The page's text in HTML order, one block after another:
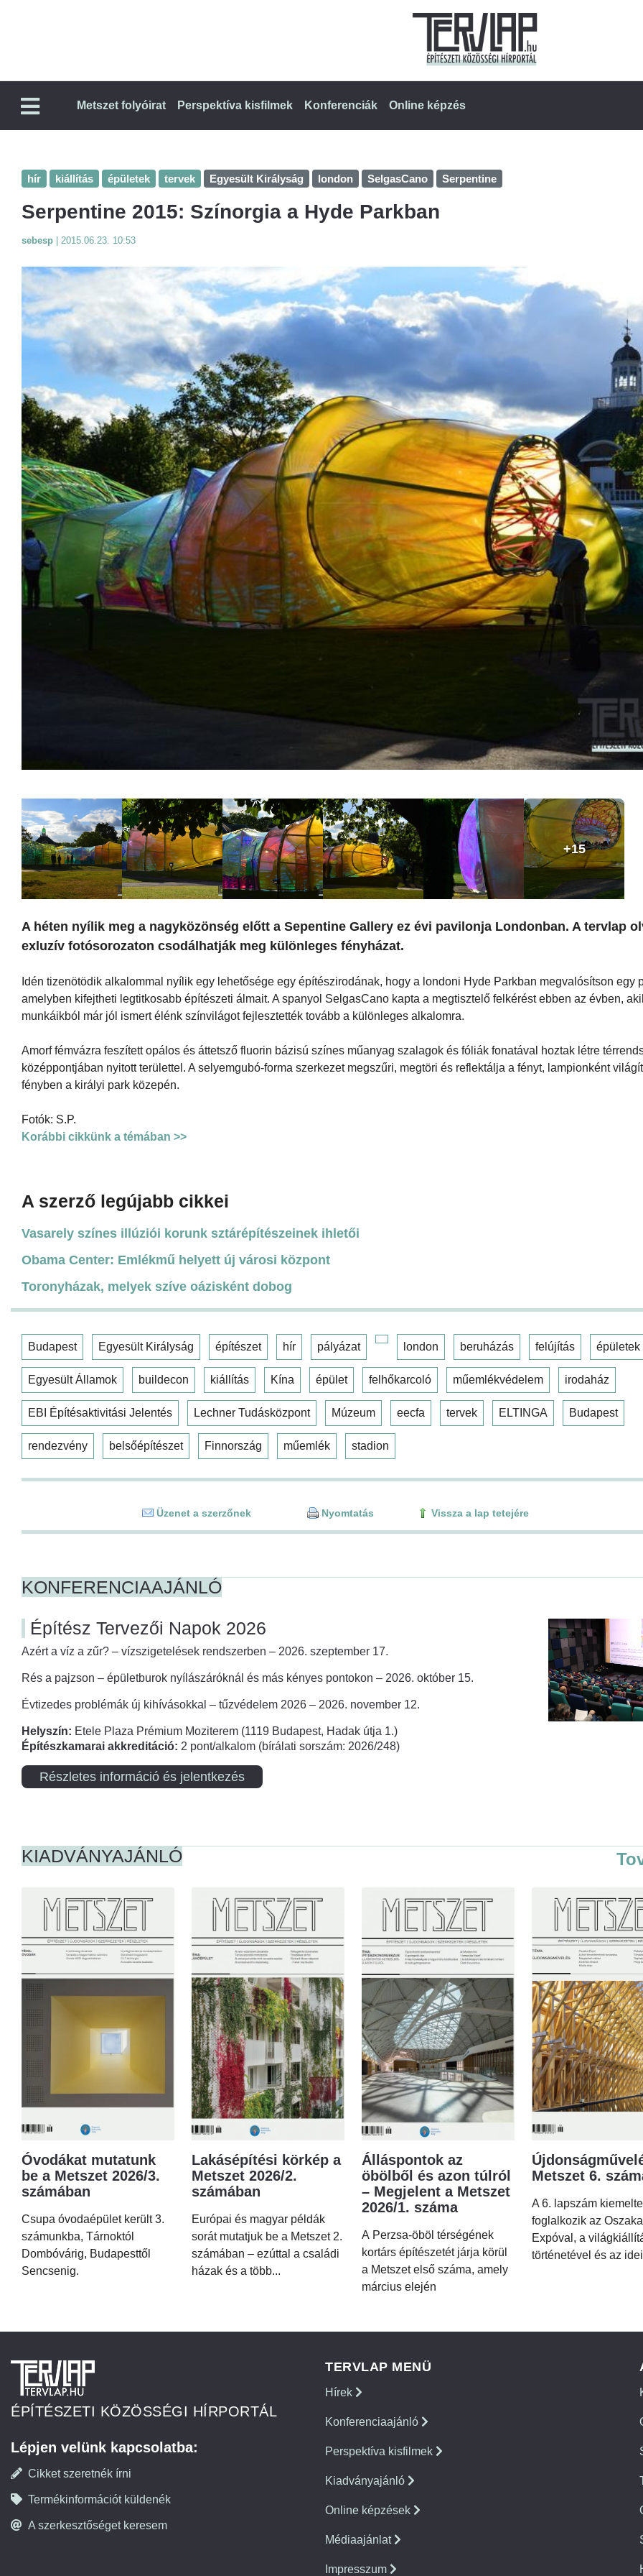
Metszet folyóirat Perspektíva kisfilmek Konferenciák Online képzés
hír kiállítás épületek tervek Egyesült Királyság london SelgasCano Serpentine
Serpentine 2015: Színorgia a Hyde Parkban
sebesp 2015.06.23. 10:53
+15
A héten nyílik meg a nagyközönség előtt a Sepentine Gallery ez évi pavilonja Londonban. A tervlap
exluzív fotósorozaton csodálhatják meg különleges fényházat.
Idén tizenötödik alkalommal nyílik egy lehetősége egy építészirodának, hogy a londoni Hyde Parkban megvalósítson egy
amelyben kifejtheti legtitkosabb építészeti álmait. A spanyol SelgasCano kapta a megtisztelő felkérést ebben az évben,
munkáikból már jól ismert élénk színvilágot fejlesztették tovább a különleges alkalomra.
Amorf fémvázra feszített opálos és áttetsző fluorin bázisú színes műanyag szalagok és fóliák fonatával hoztak létre
középpontjában nyitott területtel. A selyemgubó-forma szerkezet megszűri, megtöri és reflektálja a fényt, lampionként
fényben a királyi park közepén.
Fotók: S.P.
Korábbi cikkünk a témában >>
A szerző legújabb cikkei
Vasarely színes illúziói korunk sztárépítészeinek ihletői
Obama Center: Emlékmű helyett új városi központ
Toronyházak, melyek szíve oázisként dobog
Budapest Egyesült Királyság építészet hír pályázat london beruházás felújítás épületek
Egyesült Államok buildecon kiállítás Kína épület felhőkarcoló műemlékvédelem irodaház
EBI Építésaktivitási Jelentés Lechner Tudásközpont Múzeum eecfa tervek ELTINGA Budapest
rendezvény belsőépítészet Finnország műemlék stadion
Üzenet a szerzőnek Nyomtatás Vissza a lap tetejére
KONFERENCIAAJÁNLÓ
Építész Tervezői Napok 2026
Azért a víz a zűr? – vízszigetelések rendszerben – 2026. szeptember 17.
Rés a pajzson – épületburok nyílászáróknál és más kényes pontokon – 2026. október 15.
Évtizedes problémák új kihívásokkal – tűzvédelem 2026 – 2026. november 12.
Helyszín: Etele Plaza Prémium Moziterem (1119 Budapest, Hadak útja 1.)
Építészkamarai akkreditáció: 2 pont/alkalom (bírálati sorszám: 2026/248)
Részletes információ és jelentkezés
KIADVÁNYAJÁNLÓ
Óvodákat mutatunk
be a Metszet 2026/3.
számában
Csupa óvodaépület került 3.
számunkba, Tárnoktól
Dombóvárig, Budapesttől
Sencsenig.
Lakásépítési körkép a
Metszet 2026/2.
számában
Európai és magyar példák
sorát mutatjuk be a Metszet 2.
számában – ezúttal a családi
házak és a több...
Álláspontok az
öbölből és azon túlról
– Megjelent a Metszet
2026/1. száma
A Perzsa-öböl térségének
kortárs építészetét járja körül
a Metszet első száma, amely
március elején
Metszet 6.
A 6. lapszám
foglalkozik az
Expóval, a
történetével és az
ÉPÍTÉSZETI KÖZÖSSÉGI HÍRPORTÁL
Lépjen velünk kapcsolatba:
Cikket szeretnék írni
Termékinformációt küldenék
A szerkesztőséget keresem
TERVLAP MENÜ
Hírek
Konferenciaajánló
Perspektíva kisfilmek
Kiadványajánló
Online képzések
Médiaajánlat
Impresszum